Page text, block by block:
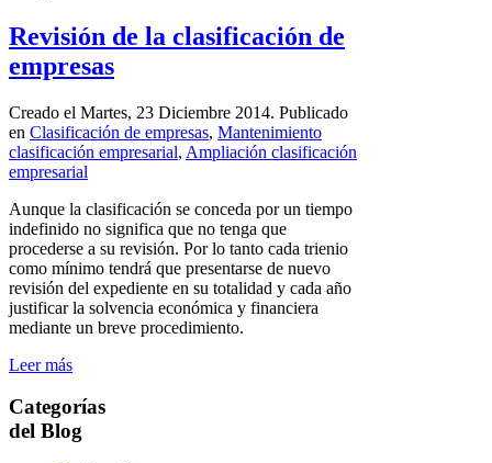
Revisión de la clasificación de
empresas
Creado el Martes, 23 Diciembre 2014. Publicado
en Clasificación de empresas, Mantenimiento
clasificación empresarial, Ampliación clasificación
empresarial
Aunque la clasificación se conceda por un tiempo
indefinido no significa que no tenga que
procederse a su revisión. Por lo tanto cada trienio
como mínimo tendrá que presentarse de nuevo
revisión del expediente en su totalidad y cada año
justificar la solvencia económica y financiera
mediante un breve procedimiento.
Leer más
Categorías
del Blog